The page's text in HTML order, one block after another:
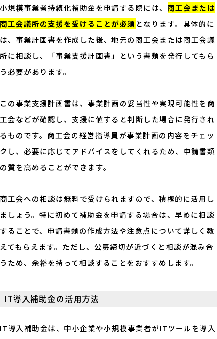
小規模事業者持続化補助金を申請する際には、 商工会または
商工会議所の支援を受けることが必須 となります。具体的に
は、事業計画書を作成した後、地元の商工会または商工会議
所に相談し、「事業支援計画書」という書類を発行してもら
う必要があります。
この事業支援計画書は、事業計画の妥当性や実現可能性を商
工会などが確認し、支援に値すると判断した場合に発行され
るものです。商工会の経営指導員が事業計画の内容をチェッ
クし、必要に応じてアドバイスをしてくれるため、申請書類
の質を高めることができます。
商工会への相談は無料で受けられますので、積極的に活用し
ましょう。特に初めて補助金を申請する場合は、早めに相談
することで、申請書類の作成方法や注意点について詳しく教
えてもらえます。ただし、公募締切が近づくと相談が混み合
うため、余裕を持って相談することをおすすめします。
IT導入補助金の活用方法
IT導入補助金は、中小企業や小規模事業者がITツールを導入